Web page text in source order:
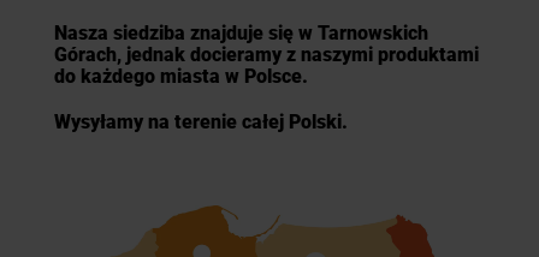
Nasza siedziba znajduje się w Tarnowskich
Górach, jednak docieramy z naszymi produktami
do każdego miasta w Polsce.
Wysyłamy na terenie całej Polski.